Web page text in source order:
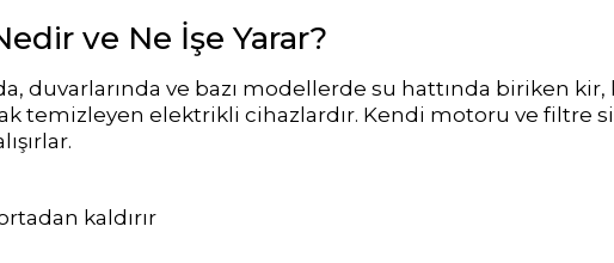
Gemaş %90 Tablet Klor
Gemaş hazır kimyasal bakım seti
Ayak Dezenfektanı
Demir ve Setlik Giderici
Havuz Sıvı Klor
Havuz Bağlı Klor Giderici
ve Ne İşe Yarar?
duvarlarında ve bazı modellerde su hattında biriken kir,
temizleyen elektrikli cihazlardır. Kendi motoru ve filtre
kaldırır